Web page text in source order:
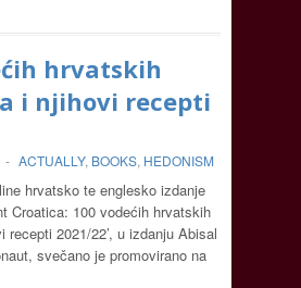
hrvatskih
i njihovi recepti
- ACTUALLY, BOOKS, HEDONISM
hrvatsko te englesko izdanje
Croatica: 100 vodećih hrvatskih
recepti 2021/22’, u izdanju Abisal
svečano je promovirano na